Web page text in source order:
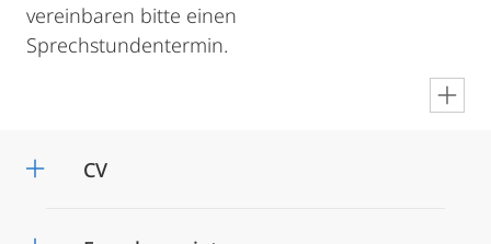
vereinbaren bitte einen
Sprechstundentermin.
CV